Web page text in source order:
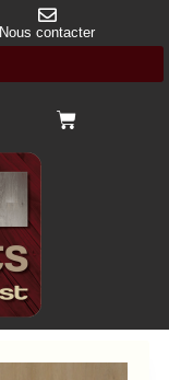
Nous contacter